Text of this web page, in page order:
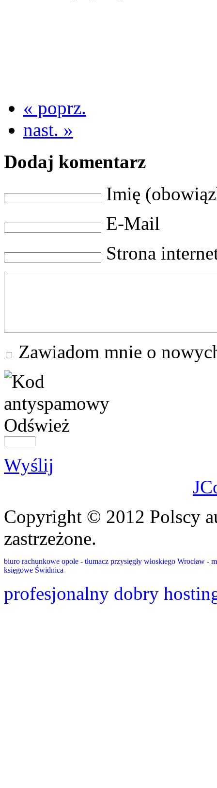
« poprz.
nast. »
Dodaj komentarz
Imię
E-Mail
Strona
Zawiadom mnie o
Odśwież
Wyślij
Copyright © 2012 Polscy
zastrzeżone.
biuro rachunkowe opole - tłumacz przysięgły włoskiego Wrocław -
księgowe Świdnica
profesjonalny dobry